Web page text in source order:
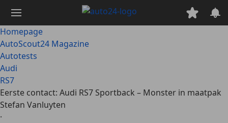
naar
hoofdinhoud
Homepage
AutoScout24 Magazine
Autotests
Audi
RS7
Eerste contact: Audi RS7 Sportback – Monster in maatpak
Stefan Vanluyten
·